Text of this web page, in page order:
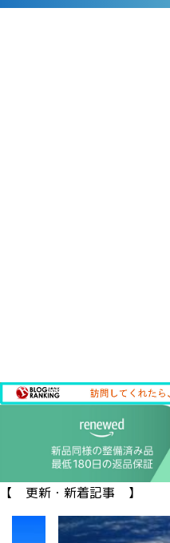
【 更新・新着記事 】